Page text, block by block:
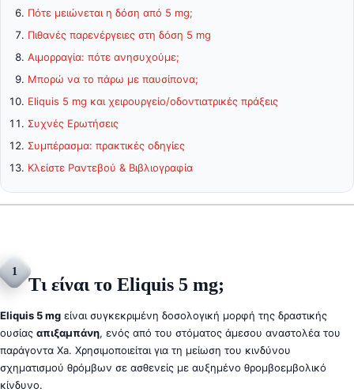
Πότε μειώνεται η δόση από 5 mg;
Πιθανές παρενέργειες στη δόση 5 mg
Αιμορραγία: πότε ανησυχούμε;
Μπορώ να το πάρω με παυσίπονα;
Eliquis 5 mg και χειρουργείο/οδοντιατρικές πράξεις
Συχνές Ερωτήσεις
Συμπέρασμα: πρακτικές οδηγίες
Κλείστε Ραντεβού & Βιβλιογραφία
1
Τι είναι το Eliquis 5 mg;
Eliquis 5 mg είναι συγκεκριμένη δοσολογική μορφή της δραστικής
ουσίας απιξαμπάνη, ενός από του στόματος άμεσου αναστολέα του
παράγοντα Xa. Χρησιμοποιείται για τη μείωση του κινδύνου
σχηματισμού θρόμβων σε ασθενείς με αυξημένο θρομβοεμβολικό
κίνδυνο.